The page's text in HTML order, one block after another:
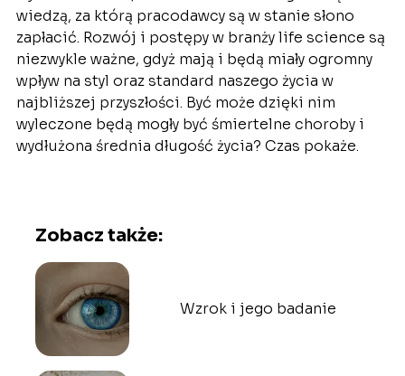
wiedzą, za którą pracodawcy są w stanie słono
zapłacić. Rozwój i postępy w branży life science są
niezwykle ważne, gdyż mają i będą miały ogromny
wpływ na styl oraz standard naszego życia w
najbliższej przyszłości. Być może dzięki nim
wyleczone będą mogły być śmiertelne choroby i
wydłużona średnia długość życia? Czas pokaże.
Zobacz także:
Wzrok i jego badanie